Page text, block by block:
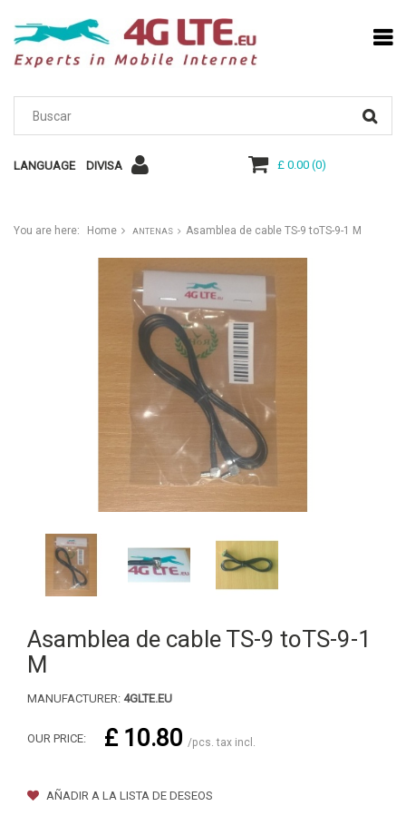
LANGUAGE DIVISA £ 0.00(0)
You are here: Home ANTENAS Asamblea de cable TS-9 toTS-9-1 M
Asamblea de cable TS-9 toTS-9-1
M
MANUFACTURER: 4GLTE.EU
OUR PRICE: £ 10.80 /pcs. tax incl.
AÑADIR A LA LISTA DE DESEOS